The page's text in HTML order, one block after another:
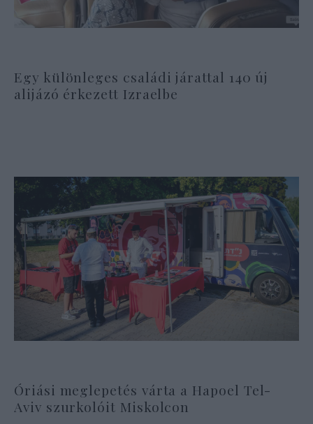
Egy különleges családi járattal 140 új
alijázó érkezett Izraelbe
Óriási meglepetés várta a Hapoel Tel-
Aviv szurkolóit Miskolcon